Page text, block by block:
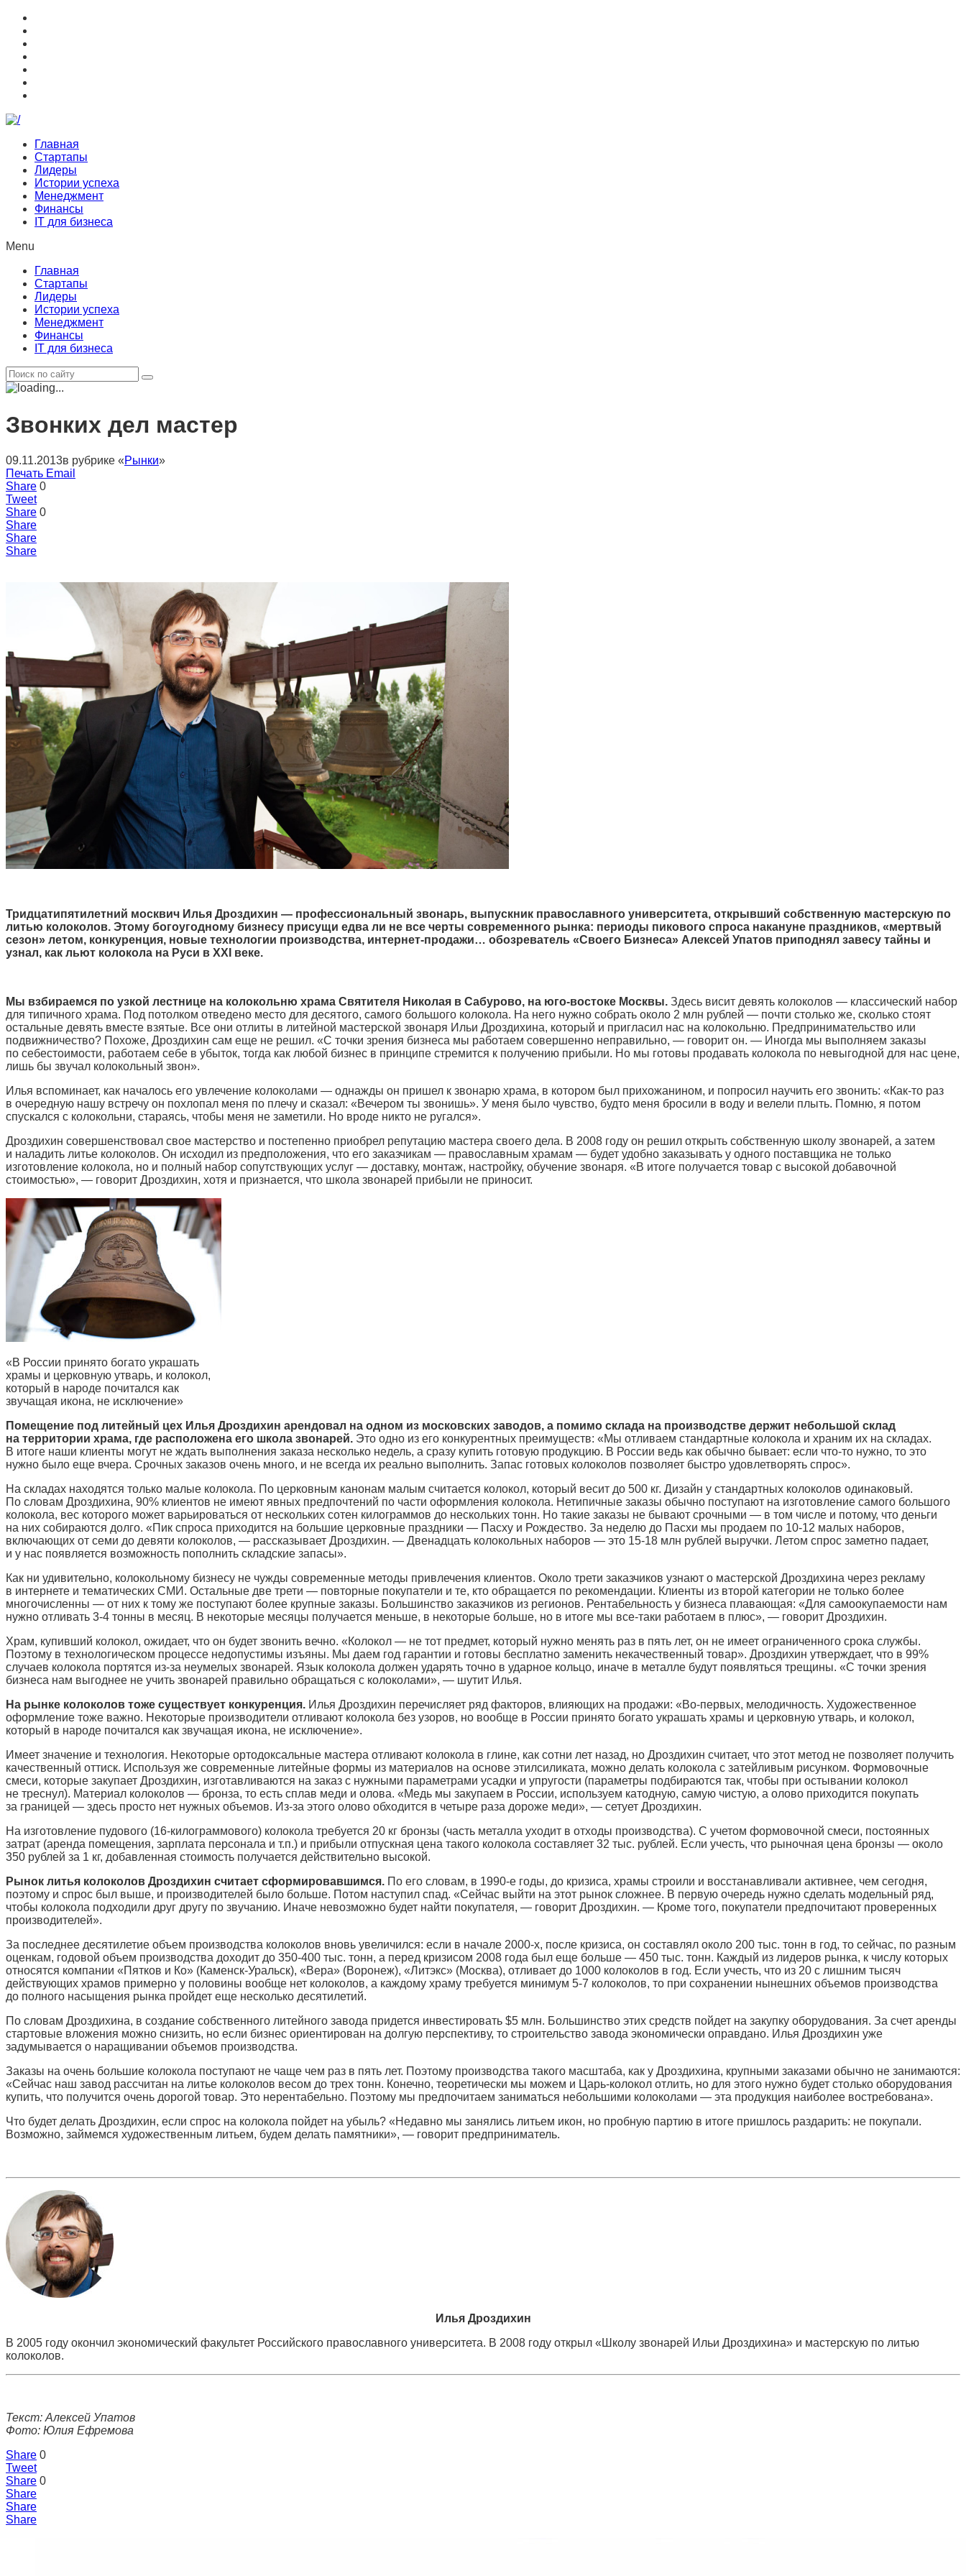
Главная
Стартапы
Лидеры
Истории успеха
Менеджмент
Финансы
IT для бизнеса
Menu
Главная
Стартапы
Лидеры
Истории успеха
Менеджмент
Финансы
IT для бизнеса
Звонких дел мастер
09.11.2013в рубрике «Рынки»
Печать Email
Share 0
Tweet
Share 0
Share
Share
Share
Тридцатипятилетний москвич Илья Дроздихин — профессиональный звонарь, выпускник православного университета, открывший собственную мастерскую по
литью колоколов. Этому богоугодному бизнесу присущи едва ли не все черты современного рынка: периоды пикового спроса накануне праздников, «мертвый
сезон» летом, конкуренция, новые технологии производства, интернет-продажи… обозреватель «Своего Бизнеса» Алексей Упатов приподнял завесу тайны и
узнал, как льют колокола на Руси в XXI веке.
Мы взбираемся по узкой лестнице на колокольню храма Святителя Николая в Сабурово, на юго-востоке Москвы. Здесь висит девять колоколов — классический набор
для типичного храма. Под потолком отведено место для десятого, самого большого колокола. На него нужно собрать около 2 млн рублей — почти столько же, сколько стоят
остальные девять вместе взятые. Все они отлиты в литейной мастерской звонаря Ильи Дроздихина, который и пригласил нас на колокольню. Предпринимательство или
подвижничество? Похоже, Дроздихин сам еще не решил. «С точки зрения бизнеса мы работаем совершенно неправильно, — говорит он. — Иногда мы выполняем заказы
по себестоимости, работаем себе в убыток, тогда как любой бизнес в принципе стремится к получению прибыли. Но мы готовы продавать колокола по невыгодной для нас цене,
лишь бы звучал колокольный звон».
Илья вспоминает, как началось его увлечение колоколами — однажды он пришел к звонарю храма, в котором был прихожанином, и попросил научить его звонить: «Как-то раз
в очередную нашу встречу он похлопал меня по плечу и сказал: «Вечером ты звонишь». У меня было чувство, будто меня бросили в воду и велели плыть. Помню, я потом
спускался с колокольни, стараясь, чтобы меня не заметили. Но вроде никто не ругался».
Дроздихин совершенствовал свое мастерство и постепенно приобрел репутацию мастера своего дела. В 2008 году он решил открыть собственную школу звонарей, а затем
и наладить литье колоколов. Он исходил из предположения, что его заказчикам — православным храмам — будет удобно заказывать у одного поставщика не только
изготовление колокола, но и полный набор сопутствующих услуг — доставку, монтаж, настройку, обучение звонаря. «В итоге получается товар с высокой добавочной
стоимостью», — говорит Дроздихин, хотя и признается, что школа звонарей прибыли не приносит.
«В России принято богато украшать
храмы и церковную утварь, и колокол,
который в народе почитался как
звучащая икона, не исключение»
Помещение под литейный цех Илья Дроздихин арендовал на одном из московских заводов, а помимо склада на производстве держит небольшой склад
на территории храма, где расположена его школа звонарей. Это одно из его конкурентных преимуществ: «Мы отливаем стандартные колокола и храним их на складах.
В итоге наши клиенты могут не ждать выполнения заказа несколько недель, а сразу купить готовую продукцию. В России ведь как обычно бывает: если что-то нужно, то это
нужно было еще вчера. Срочных заказов очень много, и не всегда их реально выполнить. Запас готовых колоколов позволяет быстро удовлетворять спрос».
На складах находятся только малые колокола. По церковным канонам малым считается колокол, который весит до 500 кг. Дизайн у стандартных колоколов одинаковый.
По словам Дроздихина, 90% клиентов не имеют явных предпочтений по части оформления колокола. Нетипичные заказы обычно поступают на изготовление самого большого
колокола, вес которого может варьироваться от нескольких сотен килограммов до нескольких тонн. Но такие заказы не бывают срочными — в том числе и потому, что деньги
на них собираются долго. «Пик спроса приходится на большие церковные праздники — Пасху и Рождество. За неделю до Пасхи мы продаем по 10-12 малых наборов,
включающих от семи до девяти колоколов, — рассказывает Дроздихин. — Двенадцать колокольных наборов — это 15-18 млн рублей выручки. Летом спрос заметно падает,
и у нас появляется возможность пополнить складские запасы».
Как ни удивительно, колокольному бизнесу не чужды современные методы привлечения клиентов. Около трети заказчиков узнают о мастерской Дроздихина через рекламу
в интернете и тематических СМИ. Остальные две трети — повторные покупатели и те, кто обращается по рекомендации. Клиенты из второй категории не только более
многочисленны — от них к тому же поступают более крупные заказы. Большинство заказчиков из регионов. Рентабельность у бизнеса плавающая: «Для самоокупаемости нам
нужно отливать 3-4 тонны в месяц. В некоторые месяцы получается меньше, в некоторые больше, но в итоге мы все-таки работаем в плюс», — говорит Дроздихин.
Храм, купивший колокол, ожидает, что он будет звонить вечно. «Колокол — не тот предмет, который нужно менять раз в пять лет, он не имеет ограниченного срока службы.
Поэтому в технологическом процессе недопустимы изъяны. Мы даем год гарантии и готовы бесплатно заменить некачественный товар». Дроздихин утверждает, что в 99%
случаев колокола портятся из-за неумелых звонарей. Язык колокола должен ударять точно в ударное кольцо, иначе в металле будут появляться трещины. «С точки зрения
бизнеса нам выгоднее не учить звонарей правильно обращаться с колоколами», — шутит Илья.
На рынке колоколов тоже существует конкуренция. Илья Дроздихин перечисляет ряд факторов, влияющих на продажи: «Во-первых, мелодичность. Художественное
оформление тоже важно. Некоторые производители отливают колокола без узоров, но вообще в России принято богато украшать храмы и церковную утварь, и колокол,
который в народе почитался как звучащая икона, не исключение».
Имеет значение и технология. Некоторые ортодоксальные мастера отливают колокола в глине, как сотни лет назад, но Дроздихин считает, что этот метод не позволяет получить
качественный оттиск. Используя же современные литейные формы из материалов на основе этилсиликата, можно делать колокола с затейливым рисунком. Формовочные
смеси, которые закупает Дроздихин, изготавливаются на заказ с нужными параметрами усадки и упругости (параметры подбираются так, чтобы при остывании колокол
не треснул). Материал колоколов — бронза, то есть сплав меди и олова. «Медь мы закупаем в России, используем катодную, самую чистую, а олово приходится покупать
за границей — здесь просто нет нужных объемов. Из-за этого олово обходится в четыре раза дороже меди», — сетует Дроздихин.
На изготовление пудового (16-килограммового) колокола требуется 20 кг бронзы (часть металла уходит в отходы производства). С учетом формовочной смеси, постоянных
затрат (аренда помещения, зарплата персонала и т.п.) и прибыли отпускная цена такого колокола составляет 32 тыс. рублей. Если учесть, что рыночная цена бронзы — около
350 рублей за 1 кг, добавленная стоимость получается действительно высокой.
Рынок литья колоколов Дроздихин считает сформировавшимся. По его словам, в 1990-е годы, до кризиса, храмы строили и восстанавливали активнее, чем сегодня,
поэтому и спрос был выше, и производителей было больше. Потом наступил спад. «Сейчас выйти на этот рынок сложнее. В первую очередь нужно сделать модельный ряд,
чтобы колокола подходили друг другу по звучанию. Иначе невозможно будет найти покупателя, — говорит Дроздихин. — Кроме того, покупатели предпочитают проверенных
производителей».
За последнее десятилетие объем производства колоколов вновь увеличился: если в начале 2000-х, после кризиса, он составлял около 200 тыс. тонн в год, то сейчас, по разным
оценкам, годовой объем производства доходит до 350-400 тыс. тонн, а перед кризисом 2008 года был еще больше — 450 тыс. тонн. Каждый из лидеров рынка, к числу которых
относятся компании «Пятков и Ко» (Каменск-Уральск), «Вера» (Воронеж), «Литэкс» (Москва), отливает до 1000 колоколов в год. Если учесть, что из 20 с лишним тысяч
действующих храмов примерно у половины вообще нет колоколов, а каждому храму требуется минимум 5-7 колоколов, то при сохранении нынешних объемов производства
до полного насыщения рынка пройдет еще несколько десятилетий.
По словам Дроздихина, в создание собственного литейного завода придется инвестировать $5 млн. Большинство этих средств пойдет на закупку оборудования. За счет аренды
стартовые вложения можно снизить, но если бизнес ориентирован на долгую перспективу, то строительство завода экономически оправдано. Илья Дроздихин уже
задумывается о наращивании объемов производства.
Заказы на очень большие колокола поступают не чаще чем раз в пять лет. Поэтому производства такого масштаба, как у Дроздихина, крупными заказами обычно не занимаются:
«Сейчас наш завод рассчитан на литье колоколов весом до трех тонн. Конечно, теоретически мы можем и Царь-колокол отлить, но для этого нужно будет столько оборудования
купить, что получится очень дорогой товар. Это нерентабельно. Поэтому мы предпочитаем заниматься небольшими колоколами — эта продукция наиболее востребована».
Что будет делать Дроздихин, если спрос на колокола пойдет на убыль? «Недавно мы занялись литьем икон, но пробную партию в итоге пришлось раздарить: не покупали.
Возможно, займемся художественным литьем, будем делать памятники», — говорит предприниматель.
Илья Дроздихин
В 2005 году окончил экономический факультет Российского православного университета. В 2008 году открыл «Школу звонарей Ильи Дроздихина» и мастерскую по литью
колоколов.
Текст: Алексей Упатов
Фото: Юлия Ефремова
Share 0
Tweet
Share 0
Share
Share
Share